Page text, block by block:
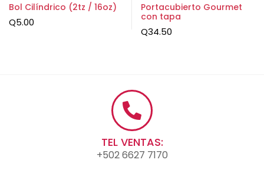
Bol Cilíndrico (2tz / 16oz)
Q5.00
Portacubierto Gourmet
con tapa
Q34.50
TEL VENTAS:
+502 6627 7170